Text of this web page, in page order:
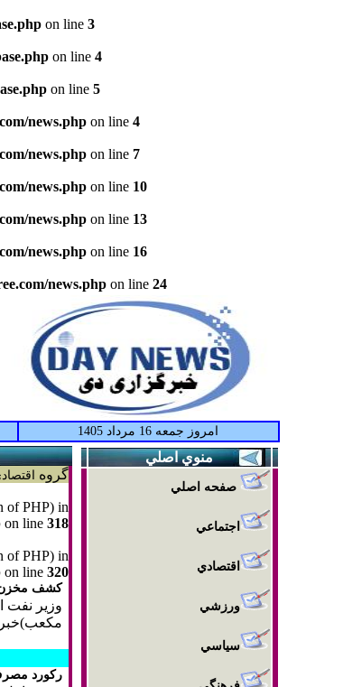
on line 3
on line 4
on line 5
news.php on line 4
news.php on line 7
news.php on line 10
news.php on line 13
news.php on line 16
news.php on line 24
امروز جمعه 16 مرداد 1405
منوي اصلي
صفحه اصلي
اجتماعي
اقتصادي
ورزشي
سياسي
گروه
of PHP) in
on line 318
of PHP) in
on line 320
کشف مخزن گازی با
مکعب)خبر
رکورد مصرف 500 میلیون مترمکعب گاز/تدابیر جدید برای